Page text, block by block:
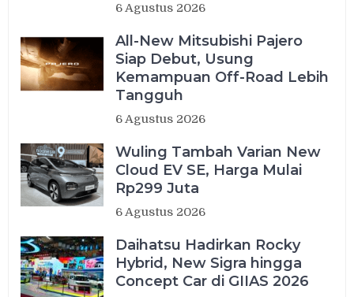
6 Agustus 2026
All-New Mitsubishi Pajero
Siap Debut, Usung
Kemampuan Off-Road Lebih
Tangguh
6 Agustus 2026
Wuling Tambah Varian New
Cloud EV SE, Harga Mulai
Rp299 Juta
6 Agustus 2026
Daihatsu Hadirkan Rocky
Hybrid, New Sigra hingga
Concept Car di GIIAS 2026